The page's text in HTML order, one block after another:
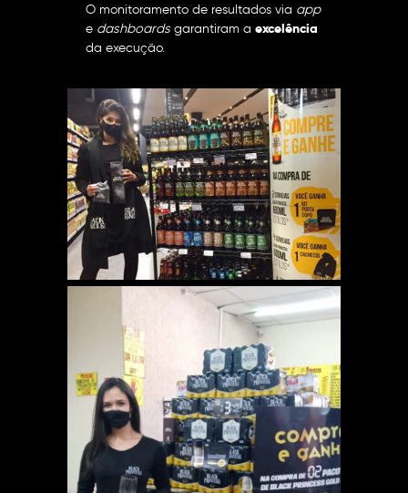
O monitoramento de resultados via app
e dashboards garantiram a excelência
da execução.